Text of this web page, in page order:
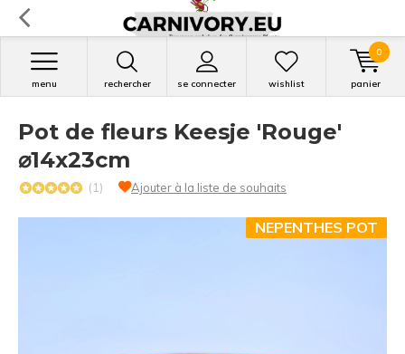
rechercher se connecter
menu wishlist panier
0
Pot de fleurs Keesje 'Rouge'
⌀14x23cm
(1) Ajouter à la liste de souhaits
NEPENTHES POT